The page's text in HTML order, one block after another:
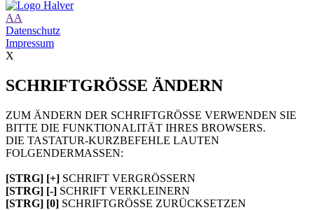
AA
Datenschutz
Impressum
X
SCHRIFTGRÖSSE ÄNDERN
ZUM ÄNDERN DER SCHRIFTGRÖSSE VERWENDEN SIE
BITTE DIE FUNKTIONALITÄT IHRES BROWSERS.
DIE TASTATUR-KURZBEFEHLE LAUTEN
FOLGENDERMASSEN:
[STRG] [+] SCHRIFT VERGRÖSSERN
[STRG] [-] SCHRIFT VERKLEINERN
[STRG] [0] SCHRIFTGRÖSSE ZURÜCKSETZEN